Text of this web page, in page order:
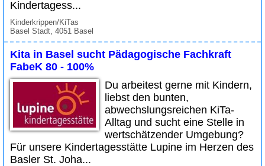
Kindertagess...
Kinderkrippen/KiTas
Basel Stadt, 4051 Basel
Kita in Basel sucht Pädagogische Fachkraft
FabeK 80 - 100%
Du arbeitest gerne mit Kindern,
liebst den bunten,
abwechslungsreichen KiTa-
Alltag und sucht eine Stelle in
wertschätzender Umgebung?
Für unsere Kindertagesstätte Lupine im Herzen des
Basler St. Joha...